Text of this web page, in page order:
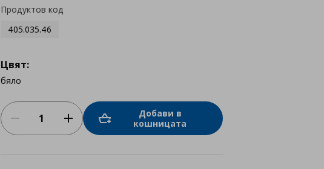
Продуктов код
405.035.46
Цвят:
бяло
Добави в
кошницата